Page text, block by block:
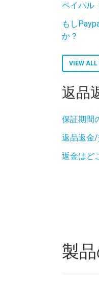
ペイパル
もし
か？
VIEW
返品
保証期間
返品返金/
返金はど
製